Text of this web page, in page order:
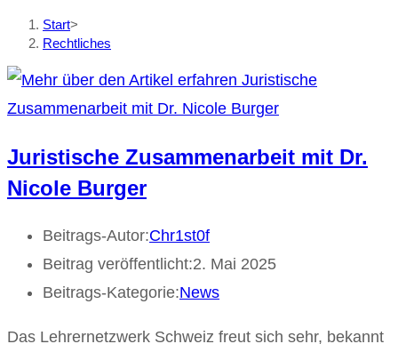
Start>
Rechtliches
Juristische Zusammenarbeit mit Dr.
Nicole Burger
Beitrags-Autor:Chr1st0f
Beitrag veröffentlicht:2. Mai 2025
Beitrags-Kategorie:News
Das Lehrernetzwerk Schweiz freut sich sehr, bekannt